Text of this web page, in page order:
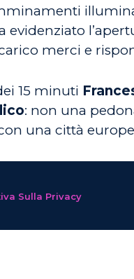
evidenziato
merci e
15 minuti
: non una
una città
Sulla Privacy